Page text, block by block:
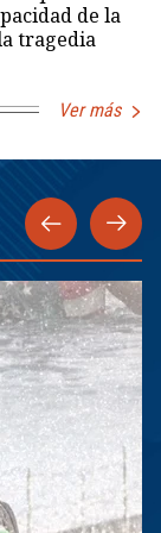
de la
tragedia
Ver más